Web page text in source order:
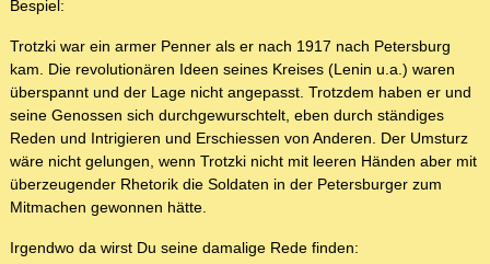
Bespiel:
Trotzki war ein armer Penner als er nach 1917 nach Petersburg
kam. Die revolutionären Ideen seines Kreises (Lenin u.a.) waren
überspannt und der Lage nicht angepasst. Trotzdem haben er und
seine Genossen sich durchgewurschtelt, eben durch ständiges
Reden und Intrigieren und Erschiessen von Anderen. Der Umsturz
wäre nicht gelungen, wenn Trotzki nicht mit leeren Händen aber mit
überzeugender Rhetorik die Soldaten in der Petersburger zum
Mitmachen gewonnen hätte.
Irgendwo da wirst Du seine damalige Rede finden: